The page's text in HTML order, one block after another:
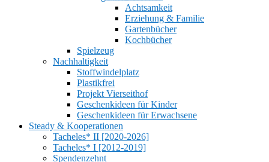
Achtsamkeit
Erziehung & Familie
Gartenbücher
Kochbücher
Spielzeug
Nachhaltigkeit
Stoffwindelplatz
Plastikfrei
Projekt Vierseithof
Geschenkideen für Kinder
Geschenkideen für Erwachsene
Steady & Kooperationen
Tacheles* II [2020-2026]
Tacheles* I [2012-2019]
Spendenzehnt